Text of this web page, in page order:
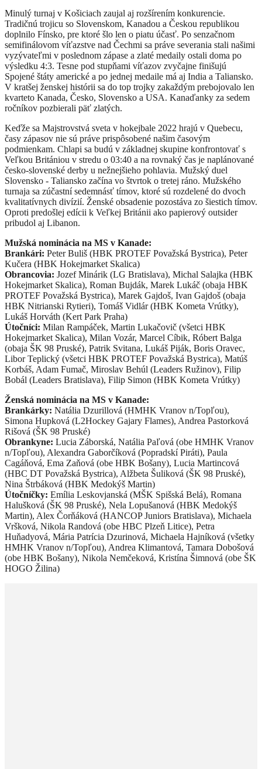
Minulý turnaj v Košiciach zaujal aj rozšírením konkurencie.
Tradičnú trojicu so Slovenskom, Kanadou a Českou republikou
doplnilo Fínsko, pre ktoré šlo len o piatu účasť. Po senzačnom
semifinálovom víťazstve nad Čechmi sa práve severania stali našimi
vyzývateľmi v poslednom zápase a zlaté medaily ostali doma po
výsledku 4:3. Tesne pod stupňami víťazov zvyčajne finišujú
Spojené štáty americké a po jednej medaile má aj India a Taliansko.
V kratšej ženskej histórii sa do top trojky zakaždým prebojovalo len
kvarteto Kanada, Česko, Slovensko a USA. Kanaďanky za sedem
ročníkov pozbierali päť zlatých.
Keďže sa Majstrovstvá sveta v hokejbale 2022 hrajú v Quebecu,
časy zápasov nie sú práve prispôsobené našim časovým
podmienkam. Chlapi sa budú v základnej skupine konfrontovať s
Veľkou Britániou v stredu o 03:40 a na rovnaký čas je naplánované
česko-slovenské derby u nežnejšieho pohlavia. Mužský duel
Slovensko - Taliansko začína vo štvrtok o tretej ráno. Mužského
turnaja sa zúčastní sedemnásť tímov, ktoré sú rozdelené do dvoch
kvalitatívnych divízií. Ženské obsadenie pozostáva zo šiestich tímov.
Oproti predošlej edícii k Veľkej Británii ako papierový outsider
pribudol aj Libanon.
Mužská nominácia na MS v Kanade:
Brankári: Peter Buliš (HBK PROTEF Považská Bystrica), Peter
Kučera (HBK Hokejmarket Skalica)
Obrancovia: Jozef Minárik (LG Bratislava), Michal Salajka (HBK
Hokejmarket Skalica), Roman Bujdák, Marek Lukáč (obaja HBK
PROTEF Považská Bystrica), Marek Gajdoš, Ivan Gajdoš (obaja
HBK Nitrianski Rytieri), Tomáš Vidlár (HBK Kometa Vrútky),
Lukáš Horváth (Kert Park Praha)
Útočníci: Milan Rampáček, Martin Lukačovič (všetci HBK
Hokejmarket Skalica), Milan Vozár, Marcel Cíbik, Róbert Balga
(obaja ŠK 98 Pruské), Patrik Svitana, Lukáš Piják, Boris Oravec,
Libor Teplický (všetci HBK PROTEF Považská Bystrica), Matúš
Korbáš, Adam Fumač, Miroslav Behúl (Leaders Ružinov), Filip
Bobál (Leaders Bratislava), Filip Simon (HBK Kometa Vrútky)
Ženská nominácia na MS v Kanade:
Brankárky: Natália Dzurillová (HMHK Vranov n/Topľou),
Simona Hupková (L2Hockey Gajary Flames), Andrea Pastorková
Rišová (ŠK 98 Pruské)
Obrankyne: Lucia Záborská, Natália Paľová (obe HMHK Vranov
n/Topľou), Alexandra Gaborčíková (Popradskí Piráti), Paula
Cagáňová, Ema Zaňová (obe HBK Bošany), Lucia Martincová
(HBC DT Považská Bystrica), Alžbeta Šuliková (ŠK 98 Pruské),
Nina Štrbáková (HBK Medokýš Martin)
Útočníčky: Emília Leskovjanská (MŠK Spišská Belá), Romana
Halušková (ŠK 98 Pruské), Nela Lopušanová (HBK Medokýš
Martin), Alex Čorňáková (HANCOP Juniors Bratislava), Michaela
Vršková, Nikola Randová (obe HBC Plzeň Litice), Petra
Huňadyová, Mária Patrícia Dzurinová, Michaela Hajníková (všetky
HMHK Vranov n/Topľou), Andrea Klimantová, Tamara Dobošová
(obe HBK Bošany), Nikola Nemčeková, Kristína Šimnová (obe ŠK
HOGO Žilina)